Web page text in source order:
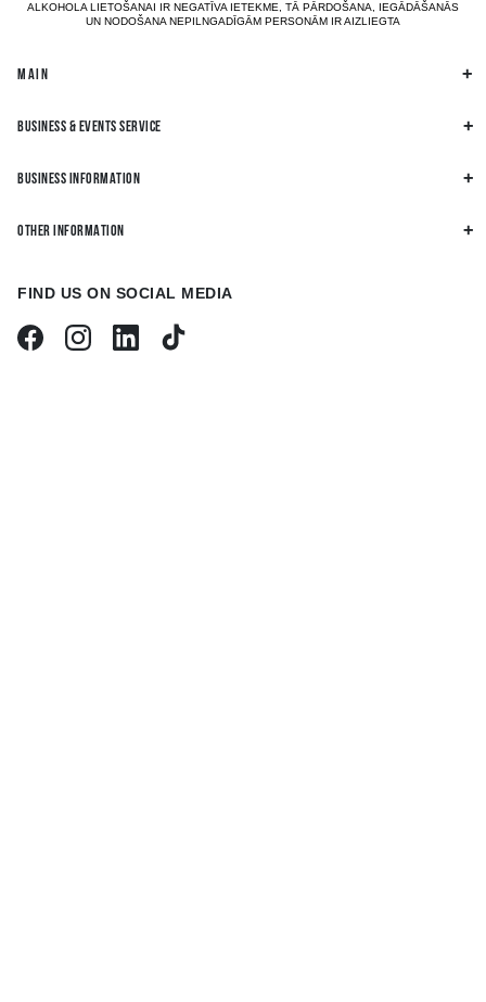
ALKOHOLA LIETOŠANAI IR NEGATĪVA IETEKME, TĀ PĀRDOŠANA, IEGĀDĀŠANĀS
UN NODOŠANA NEPILNGADĪGĀM PERSONĀM IR AIZLIEGTA
MAIN
BUSINESS & EVENTS SERVICE
BUSINESS INFORMATION
OTHER INFORMATION
FIND US ON SOCIAL MEDIA